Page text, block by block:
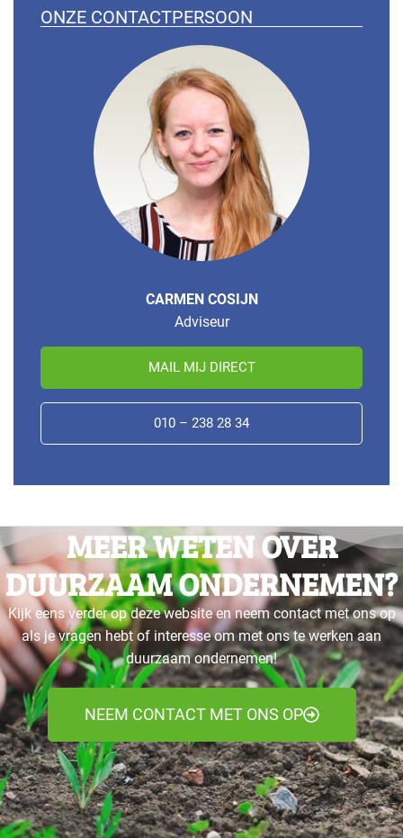
ONZE CONTACTPERSOON
CARMEN COSIJN
Adviseur
MAIL MIJ DIRECT
010 – 238 28 34
MEER WETEN OVER
DUURZAAM ONDERNEMEN?
Kijk eens verder op deze website en neem contact met ons op
als je vragen hebt of interesse om met ons te werken aan
duurzaam ondernemen!
NEEM CONTACT MET ONS OP